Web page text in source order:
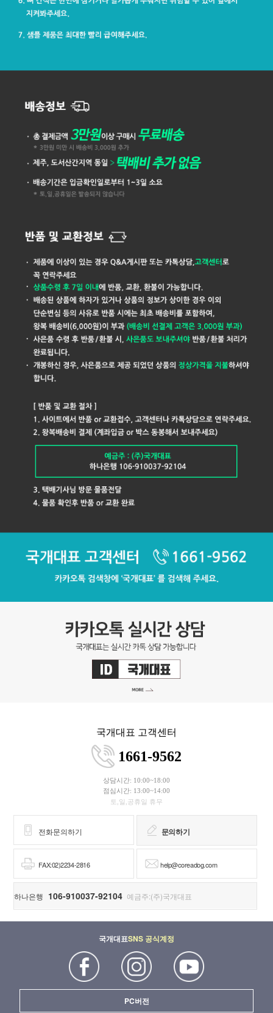
국개대표 고객센터
1661-9562
상담시간: 10:00~18:00
점심시간: 13:00~14:00
토,일,공휴일 휴무
전화문의하기 문의하기
FAX:02)2234-2816 help@coreadog.com
하나은행 106-910037-92104 예금주:(주)국개대표
국개대표SNS 공식계정
PC버전